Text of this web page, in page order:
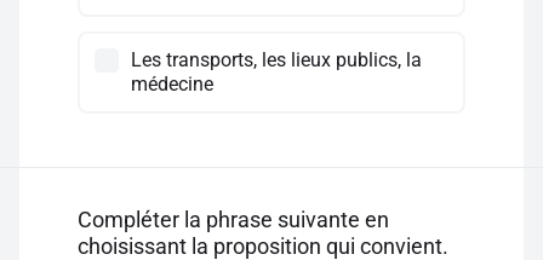
Les transports, les lieux publics, la
médecine
Compléter la phrase suivante en
choisissant la proposition qui convient.